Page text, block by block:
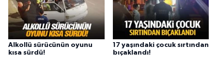
Alkollü sürücünün oyunu
kısa sürdü!
17 yaşındaki çocuk sırtından
bıçaklandı!